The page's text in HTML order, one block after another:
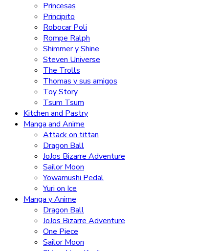
Princesas
Principito
Robocar Poli
Rompe Ralph
Shimmer y Shine
Steven Universe
The Trolls
Thomas y sus amigos
Toy Story
Tsum Tsum
Kitchen and Pastry
Manga and Anime
Attack on tittan
Dragon Ball
JoJos Bizarre Adventure
Sailor Moon
Yowamushi Pedal
Yuri on Ice
Manga y Anime
Dragon Ball
JoJos Bizarre Adventure
One Piece
Sailor Moon